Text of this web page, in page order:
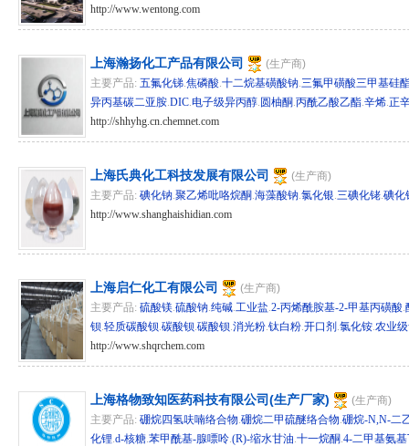
http://www.wentong.com
上海瀚扬化工产品有限公司
(生产商)
主要产品: 五氟化锑.焦磷酸.十二烷基磺酸钠.三氟甲磺酸三甲基硅
异丙基碳二亚胺.DIC.电子级异丙醇. 圆柚酮.丙酰乙酸乙酯.辛烯.正
http://shhyhg.cn.chemnet.com
上海氏典化工科技发展有限公司
(生产商)
主要产品: 碘化钠.聚乙烯吡咯烷酮.海藻酸钠.氯化银.三碘化铑.碘化
http://www.shanghaishidian.com
上海启仁化工有限公司
(生产商)
主要产品: 硫酸镁.硫酸钠.纯碱.工业盐.2-丙烯酰胺基-2-甲基丙磺酸.
钡.轻质碳酸钡.碳酸钡.碳酸钡.消光粉.钛白粉.开口剂 .氯化铵.农业
http://www.shqrchem.com
上海格物致知医药科技有限公司(生产厂家)
(生产商)
主要产品: 硼烷四氢呋喃络合物.硼烷二甲硫醚络合物.硼烷-N,N-二
化锂.d-核糖.苯甲酰基-腺嘌呤.(R)-缩水甘油.十一烷酮.4-二甲基氨